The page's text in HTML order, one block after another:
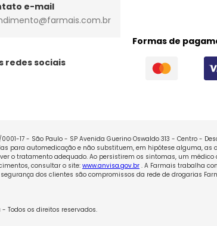
e-mail
redes sociais
Formas de
0001-17 - São Paulo - SP Avenida Guerino Oswaldo 313 - Centro -
para automedicação e não substituem, em hipótese alguma,
o tratamento adequado. Ao persistirem os sintomas, um
consultar o site:www.anvisa.gov.br . A Farmais trabalha
dos clientes são compromissos da rede de drogarias
Todos os direitos reservados.